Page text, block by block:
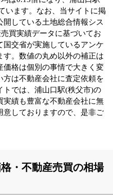
います。なお、当サイトに掲
している土地総合情報シス
買実績データに基づいてお
国交省が実施しているアンケ
。数値の丸め以外の補正は
格は個別の事情で大きく変
は不動産会社に査定依頼を
トでは、浦山口駅(秩父市)の
績も豊富な不動産会社に無
しておりますので、是非ご
・不動産売買の相場